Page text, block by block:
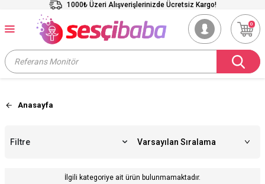
1000₺ Üzeri Alışverişlerinizde Ücretsiz Kargo!
0
Anasayfa
Filtre
İlgili kategoriye ait ürün bulunmamaktadır.